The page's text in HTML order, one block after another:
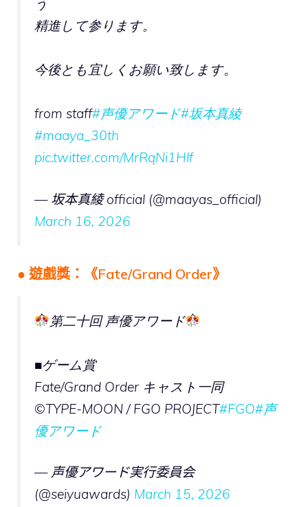
う
精進して参ります。
今後とも宜しくお願い致します。
from staff#声優アワード#坂本真綾
#maaya_30th
pic.twitter.com/MrRqNi1Hlf
— 坂本真綾 official (@maayas_official)
March 16, 2026
● 遊戲獎：《Fate/Grand Order》
第二十回 声優アワード
■ゲーム賞
Fate/Grand Order キャスト一同
©TYPE-MOON / FGO PROJECT#FGO#声
優アワード
— 声優アワード実行委員会
(@seiyuawards) March 15, 2026